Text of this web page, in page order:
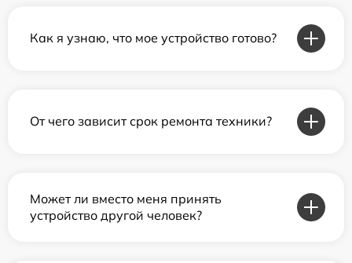
Как я узнаю, что мое устройство готово?
От чего зависит срок ремонта техники?
Может ли вместо меня принять
устройство другой человек?